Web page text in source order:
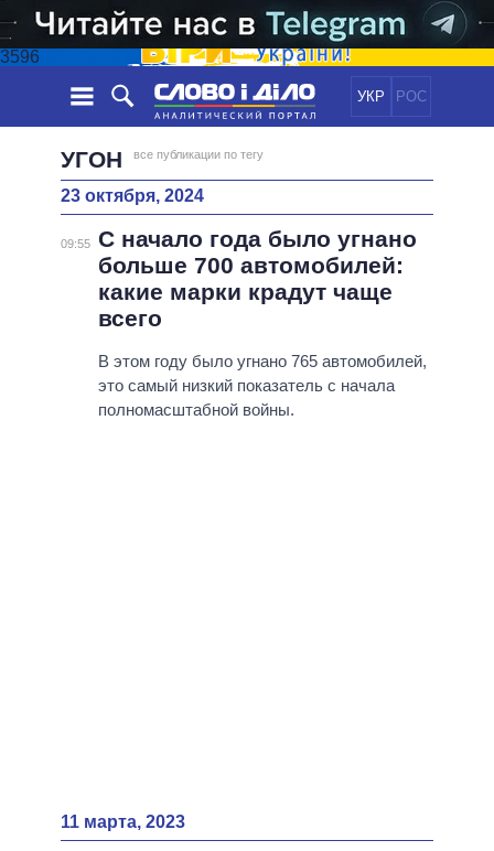
3596
УКР РОС
НОВОСТИ
ЛЕНТА
СОБЫТИЯ
СТАТЬИ
МНЕНИЯ
ДАЙДЖЕСТЫ
ЭКОНОМИКА
ОБЩЕСТВО
МИР
ОБЕЩАНИЯ
ПОЛИТИКИ
ВСЕ ПОЛИТИКИ
ВЕРХОВНАЯ РАДА
КАБИНЕТ МИНИСТРОВ
ИНФОГРАФИКА
ПОДДЕРЖАТЬ
УГОН все публикации по тегу
23 октября, 2024
09:55 С начало года было угнано
больше 700 автомобилей:
какие марки крадут чаще
всего
В этом году было угнано 765 автомобилей,
это самый низкий показатель с начала
полномасштабной войны.
11 марта, 2023